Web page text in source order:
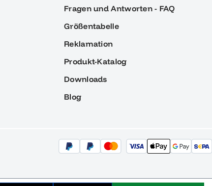
Fragen und Antworten - FAQ
Größentabelle
Reklamation
Produkt-Katalog
Downloads
Blog